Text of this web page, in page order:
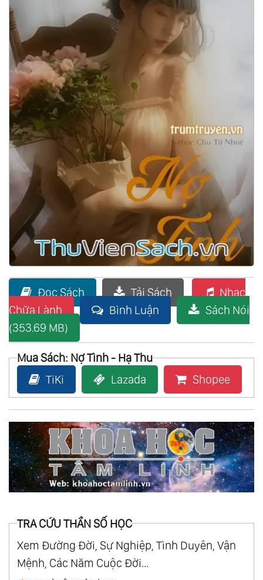
Đọc Sách Tải Sách
Nhạc
Chữa Lành
Bình Luận
Sách Nói
(353.69 MB)
Mua Sách: Nợ Tình - Hạ Thu
TiKi
Lazada Shopee
TRA CỨU THẦN SỐ HỌC
Xem Đường Đời, Sự Nghiệp, Tình Duyên, Vận
Mệnh, Các Năm Cuộc Đời...